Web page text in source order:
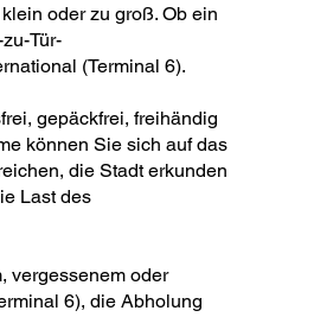
oder zu groß. Ob ein
Tür-
(Terminal 6).
gepäckfrei, freihändig
können Sie sich auf das
die Stadt erkunden
Last des
vergessenem oder
6), die Abholung